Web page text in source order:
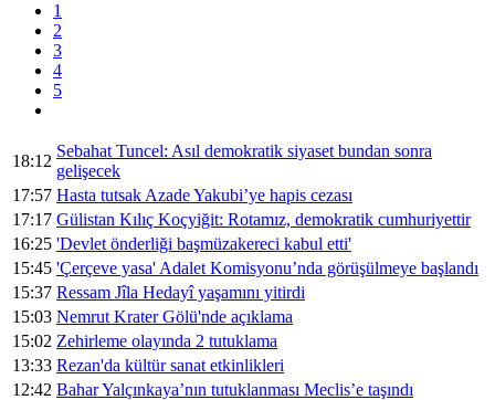
1
2
3
4
5
18:12
Sebahat Tuncel: Asıl demokratik siyaset bundan sonra
gelişecek
17:57 Hasta tutsak Azade Yakubi’ye hapis cezası
17:17 Gülistan Kılıç Koçyiğit: Rotamız, demokratik cumhuriyettir
16:25 'Devlet önderliği başmüzakereci kabul etti'
15:45 'Çerçeve yasa' Adalet Komisyonu’nda görüşülmeye başlandı
15:37 Ressam Jîla Hedayî yaşamını yitirdi
15:03 Nemrut Krater Gölü'nde açıklama
15:02 Zehirleme olayında 2 tutuklama
13:33 Rezan'da kültür sanat etkinlikleri
12:42 Bahar Yalçınkaya’nın tutuklanması Meclis’e taşındı